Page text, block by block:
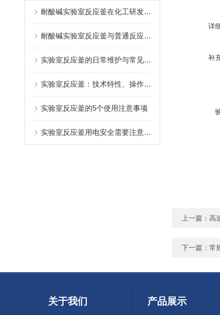
耐酸碱实验室反应釜在化工研发中的核心应用与操作规范
耐酸碱实验室反应釜与普通反应釜的五大关键区别，选错代价很高
实验室反应釜的日常维护与常见故障排查
实验室反应釜：技术特性、操作要点与科研应用探索
实验室反应釜的5个使用注意事项
实验室反应釜用电安全需要注意的问题
详
补
上一篇： 高
下一篇： 常
关于我们 产品展示